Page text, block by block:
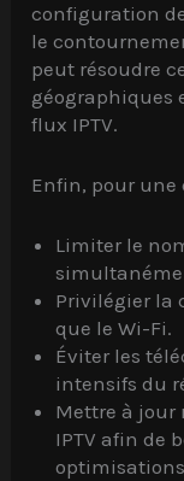
configuration
le
peut résoudre
géographiques
flux IPTV.
Enfin, pour
Limiter le
Privilégier la
que le Wi-Fi.
Éviter les
intensifs du
Mettre à jour
IPTV afin de